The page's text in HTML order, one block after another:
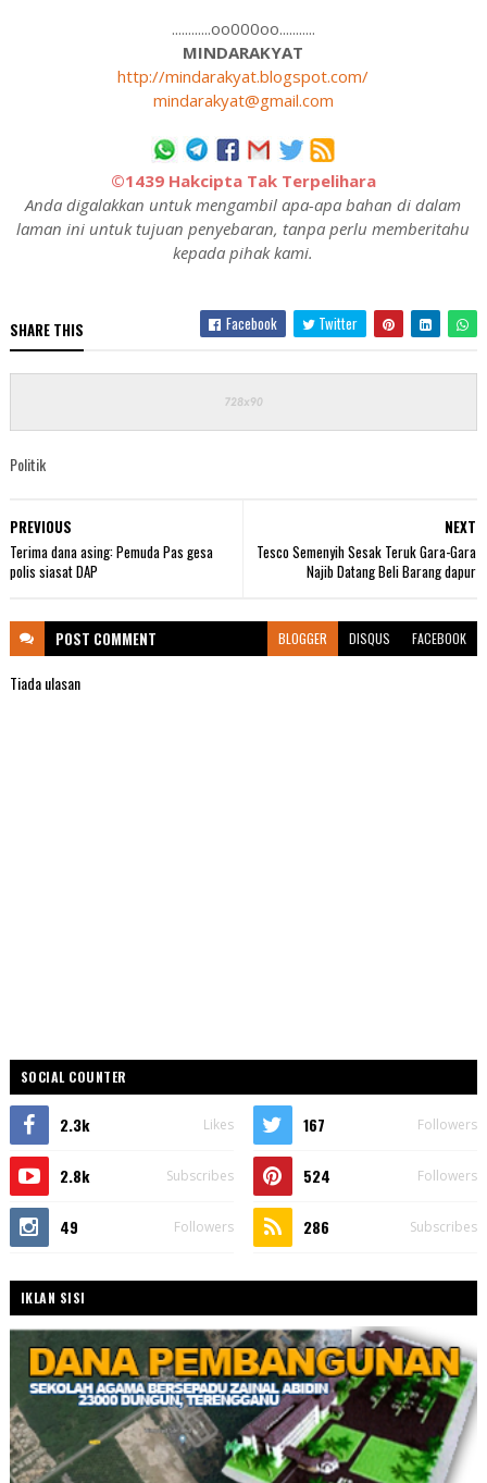
............oo000oo...........
MINDARAKYAT
http://mindarakyat.blogspot.com/
mindarakyat@gmail.com
©1439 Hakcipta Tak Terpelihara
Anda digalakkan untuk mengambil apa-apa bahan di dalam
laman ini untuk tujuan penyebaran, tanpa perlu memberitahu
kepada pihak kami.
SHARE THIS Facebook Twitter
Politik
NEXT
Tesco Semenyih Sesak Teruk Gara-Gara
Najib Datang Beli Barang dapur
PREVIOUS
Terima dana asing: Pemuda Pas gesa
polis siasat DAP
POST COMMENT BLOGGER DISQUS FACEBOOK
Tiada ulasan
SOCIAL COUNTER
2.3k Likes 167 Followers
2.8k Subscribes 524 Followers
49 Followers 286 Subscribes
IKLAN SISI